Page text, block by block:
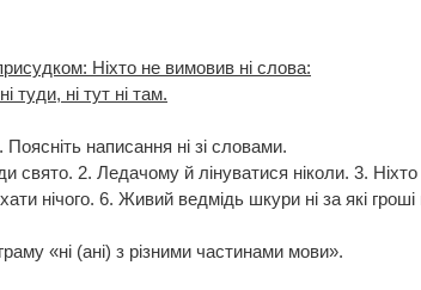
Ніхто не вимовив ні слова:
туди, ні тут ні там.
написання ні зі словами.
свято. 2. Ледачому й лінуватися ніколи. 3.
нічого. 6. Живий ведмідь шкури ні за які
«ні (ані) з різними частинами мови».